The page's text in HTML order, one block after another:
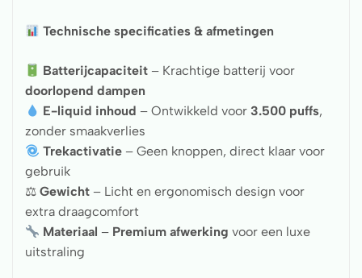
Technische specificaties & afmetingen
Batterijcapaciteit – Krachtige batterij voor
doorlopend dampen
E-liquid inhoud – Ontwikkeld voor 3.500 puffs,
zonder smaakverlies
Trekactivatie – Geen knoppen, direct klaar voor
gebruik
⚖ Gewicht – Licht en ergonomisch design voor
extra draagcomfort
Materiaal – Premium afwerking voor een luxe
uitstraling